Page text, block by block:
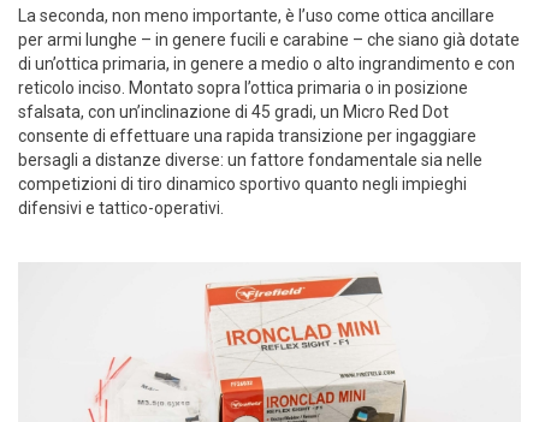
La seconda, non meno importante, è l’uso come ottica ancillare
per armi lunghe – in genere fucili e carabine – che siano già dotate
di un’ottica primaria, in genere a medio o alto ingrandimento e con
reticolo inciso. Montato sopra l’ottica primaria o in posizione
sfalsata, con un’inclinazione di 45 gradi, un Micro Red Dot
consente di effettuare una rapida transizione per ingaggiare
bersagli a distanze diverse: un fattore fondamentale sia nelle
competizioni di tiro dinamico sportivo quanto negli impieghi
difensivi e tattico-operativi.